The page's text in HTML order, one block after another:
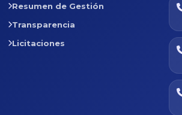
Resumen de Gestión
Transparencia
Licitaciones